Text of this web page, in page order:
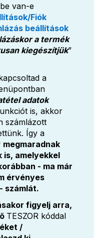
van-e
Fiók
beállítások
a termék
kiegészítjük”
a
adatok
is, akkor
számlázott
Így a
is, amelyekkel
- ma már
érvényes
számlát.
figyelj arra,
TESZOR kóddal
/